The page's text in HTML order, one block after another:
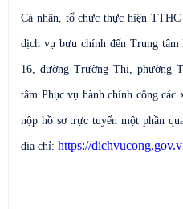
Cá nhân, tổ chức thực hiện
dịch vụ bưu chính đến Trung tâm
16, đường Trường Thi, phường
tâm Phục vụ hành chính công
nộp hồ sơ trực tuyến một phần
địa chỉ: https://